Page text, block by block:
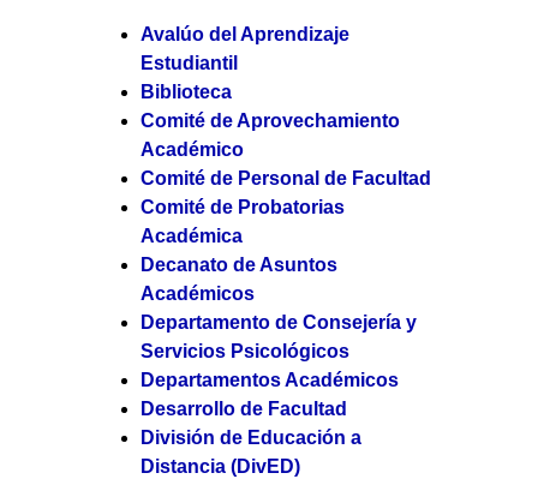
Avalúo del Aprendizaje
Estudiantil
Biblioteca
Comité de Aprovechamiento
Académico
Comité de Personal de Facultad
Comité de Probatorias
Académica
Decanato de Asuntos
Académicos
Departamento de Consejería y
Servicios Psicológicos
Departamentos Académicos
Desarrollo de Facultad
División de Educación a
Distancia (DivED)